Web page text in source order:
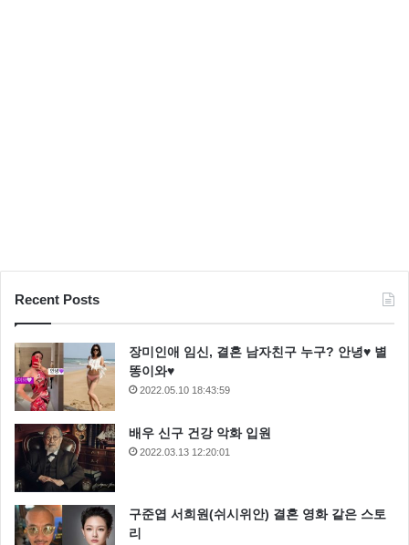
Recent Posts
장미인애 임신, 결혼 남자친구 누구? 안녕♥ 별
똥이와♥
2022.05.10 18:43:59
배우 신구 건강 악화 입원
2022.03.13 12:20:01
구준엽 서희원(쉬시위안) 결혼 영화 같은 스토
리